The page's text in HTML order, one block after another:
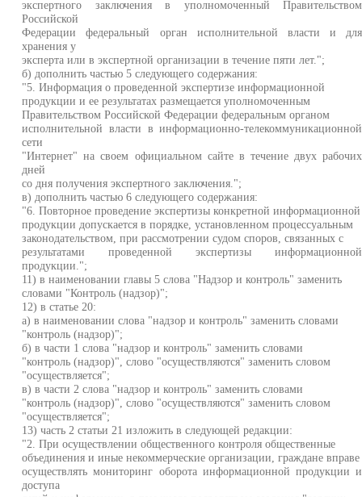
экспертного заключения в уполномоченный Правительством
Российской
Федерации федеральный орган исполнительной власти и для
хранения у
эксперта или в экспертной организации в течение пяти лет.";
б) дополнить частью 5 следующего содержания:
"5. Информация о проведенной экспертизе информационной
продукции и ее результатах размещается уполномоченным
Правительством Российской Федерации федеральным органом
исполнительной власти в информационно-телекоммуникационной
сети
"Интернет" на своем официальном сайте в течение двух рабочих
дней
со дня получения экспертного заключения.";
в) дополнить частью 6 следующего содержания:
"6. Повторное проведение экспертизы конкретной информационной
продукции допускается в порядке, установленном процессуальным
законодательством, при рассмотрении судом споров, связанных с
результатами проведенной экспертизы информационной
продукции.";
11) в наименовании главы 5 слова "Надзор и контроль" заменить
словами "Контроль (надзор)";
12) в статье 20:
а) в наименовании слова "надзор и контроль" заменить словами
"контроль (надзор)";
б) в части 1 слова "надзор и контроль" заменить словами
"контроль (надзор)", слово "осуществляются" заменить словом
"осуществляется";
в) в части 2 слова "надзор и контроль" заменить словами
"контроль (надзор)", слово "осуществляются" заменить словом
"осуществляется";
13) часть 2 статьи 21 изложить в следующей редакции:
"2. При осуществлении общественного контроля общественные
объединения и иные некоммерческие организации, граждане вправе
осуществлять мониторинг оборота информационной продукции и
доступа